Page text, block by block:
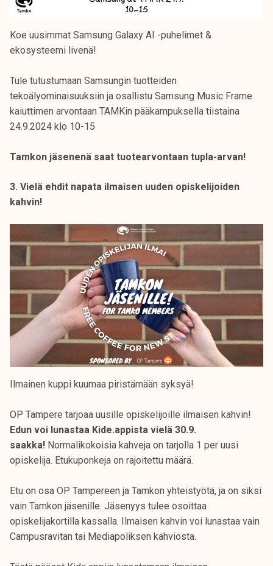
Koe uusimmat Samsung Galaxy AI -puhelimet &
ekosysteemi livenä!
Tule tutustumaan Samsungin tuotteiden
tekoälyominaisuuksiin ja osallistu Samsung Music Frame
kaiuttimen arvontaan TAMKin pääkampuksella tiistaina
24.9.2024 klo 10-15
Tamkon jäsenenä saat tuotearvontaan tupla-arvan!
3. Vielä ehdit napata ilmaisen uuden opiskelijoiden
kahvin!
Ilmainen kuppi kuumaa piristämään syksyä!
OP Tampere tarjoaa uusille opiskelijoille ilmaisen kahvin!
Edun voi lunastaa Kide.appista vielä 30.9.
saakka! Normalikokoisia kahveja on tarjolla 1 per uusi
opiskelija. Etukuponkeja on rajoitettu määrä.
Etu on osa OP Tampereen ja Tamkon yhteistyötä, ja on siksi
vain Tamkon jäsenille. Jäsenyys tulee osoittaa
opiskelijakortilla kassalla. Ilmaisen kahvin voi lunastaa vain
Campusravitan tai Mediapoliksen kahviosta.